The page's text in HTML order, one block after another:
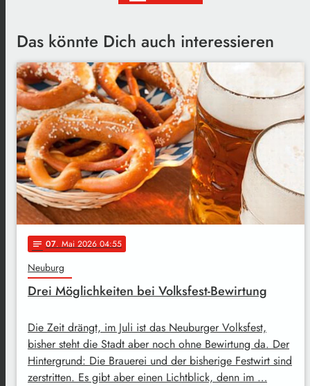
Das könnte Dich auch interessieren
notes 07. Mai 2026 04:55
Neuburg
Drei Möglichkeiten bei Volksfest-Bewirtung
Die Zeit drängt, im Juli ist das Neuburger Volksfest,
bisher steht die Stadt aber noch ohne Bewirtung da. Der
Hintergrund: Die Brauerei und der bisherige Festwirt sind
zerstritten. Es gibt aber einen Lichtblick, denn im …